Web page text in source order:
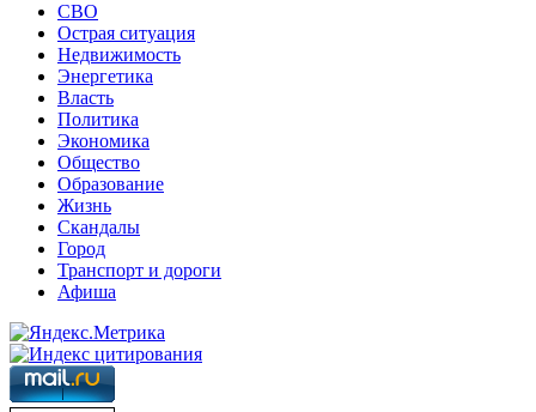
СВО
Острая ситуация
Недвижимость
Энергетика
Власть
Политика
Экономика
Общество
Образование
Жизнь
Скандалы
Город
Транспорт и дороги
Афиша